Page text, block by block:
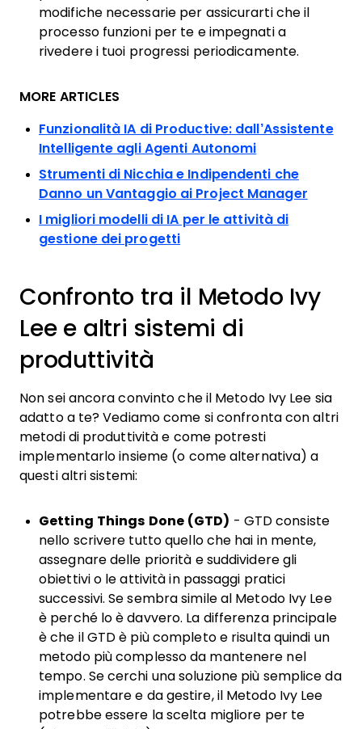
modifiche necessarie per assicurarti che il
processo funzioni per te e impegnati a
rivedere i tuoi progressi periodicamente.
MORE ARTICLES
Funzionalità IA di Productive: dall’Assistente
Intelligente agli Agenti Autonomi
Strumenti di Nicchia e Indipendenti che
Danno un Vantaggio ai Project Manager
I migliori modelli di IA per le attività di
gestione dei progetti
Confronto tra il Metodo Ivy
Lee e altri sistemi di
produttività
Non sei ancora convinto che il Metodo Ivy Lee sia
adatto a te? Vediamo come si confronta con altri
metodi di produttività e come potresti
implementarlo insieme (o come alternativa) a
questi altri sistemi:
Getting Things Done (GTD) - GTD consiste
nello scrivere tutto quello che hai in mente,
assegnare delle priorità e suddividere gli
obiettivi o le attività in passaggi pratici
successivi. Se sembra simile al Metodo Ivy Lee
è perché lo è davvero. La differenza principale
è che il GTD è più completo e risulta quindi un
metodo più complesso da mantenere nel
tempo. Se cerchi una soluzione più semplice da
implementare e da gestire, il Metodo Ivy Lee
potrebbe essere la scelta migliore per te